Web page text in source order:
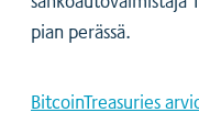
pian perässä.
BitcoinTreasuries